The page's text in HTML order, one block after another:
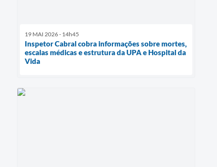
19 MAI 2026 - 14h45
Inspetor Cabral cobra informações sobre mortes,
escalas médicas e estrutura da UPA e Hospital da
Vida